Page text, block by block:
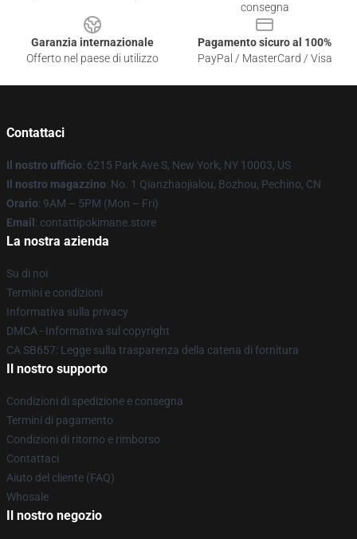
consegna
Garanzia internazionale
Offerto nel paese di utilizzo
Pagamento sicuro al 100%
PayPal / MasterCard / Visa
Contattaci
Il nostro ufficio: 6215 Park Ave S, New York, NY 10003, US
Il nostro magazzino: No. 1 Qianzhaojialou, Bozhou, Pechino, CN
Orario: 9AM – 5PM (Mon – Fri)
Email : contattipokimane.store
La nostra azienda
Su di noi
Termini e condizioni
Informativa sulla privacy
DMCA - Informativa sul copyright
CA SB657: Legge sulla trasparenza della catena di fornitura
Il nostro supporto
Condizioni di spedizione e consegna
Termini di pagamento
Condizioni di ritorno e rimborso
Contattaci
Aiuto del cliente (FAQ)
Whosale
Il nostro negozio